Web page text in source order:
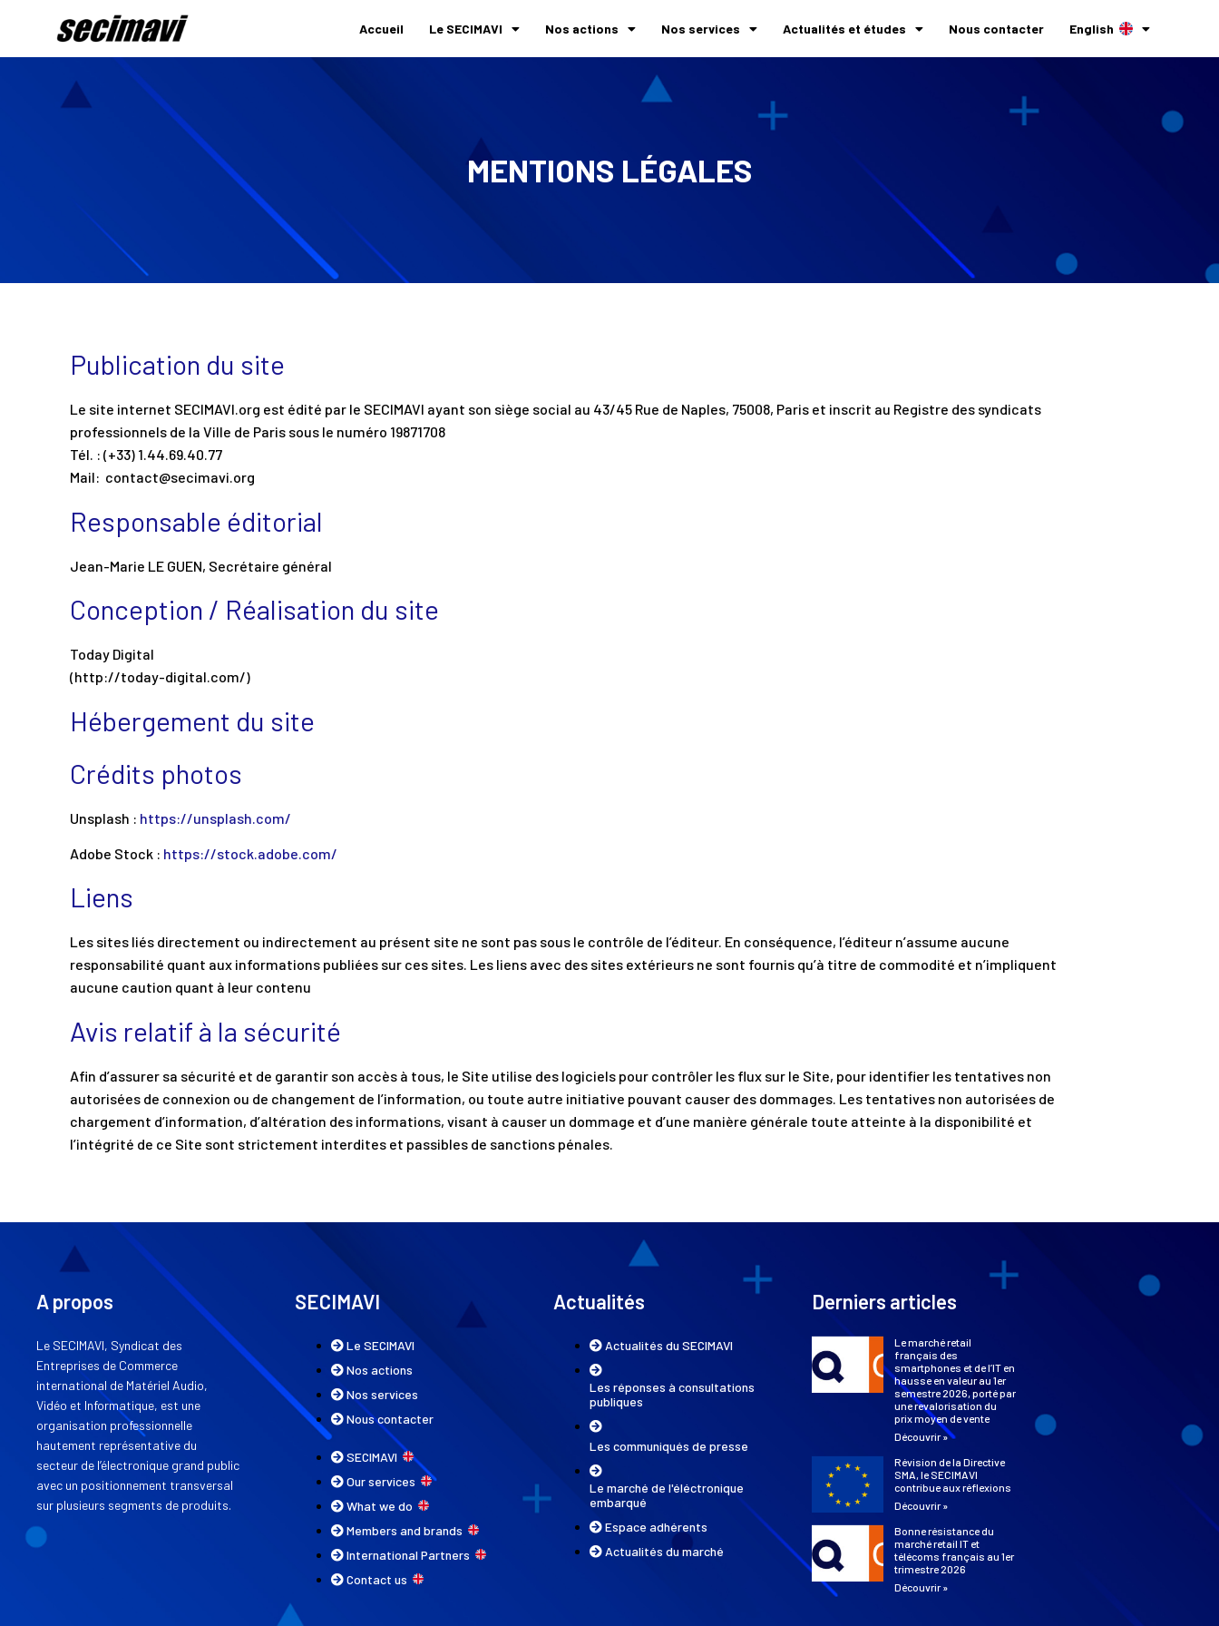
Accueil Le SECIMAVI Nos actions Nos services Actualités et études Nous contacter English
MENTIONS LÉGALES
Publication du site
Le site internet SECIMAVI.org est édité par le SECIMAVI ayant son siège social au 43/45 Rue de Naples, 75008, Paris et inscrit au Registre des syndicats
professionnels de la Ville de Paris sous le numéro 19871708
Tél. : (+33) 1.44.69.40.77
Mail: contact@secimavi.org
Responsable éditorial
Jean-Marie LE GUEN, Secrétaire général
Conception / Réalisation du site
Today Digital
(http://today-digital.com/)
Hébergement du site
Crédits photos
Unsplash : https://unsplash.com/
Adobe Stock : https://stock.adobe.com/
Liens
Les sites liés directement ou indirectement au présent site ne sont pas sous le contrôle de l’éditeur. En conséquence, l’éditeur n’assume aucune
responsabilité quant aux informations publiées sur ces sites. Les liens avec des sites extérieurs ne sont fournis qu’à titre de commodité et n’impliquent
aucune caution quant à leur contenu
Avis relatif à la sécurité
Afin d’assurer sa sécurité et de garantir son accès à tous, le Site utilise des logiciels pour contrôler les flux sur le Site, pour identifier les tentatives non
autorisées de connexion ou de changement de l’information, ou toute autre initiative pouvant causer des dommages. Les tentatives non autorisées de
chargement d’information, d’altération des informations, visant à causer un dommage et d’une manière générale toute atteinte à la disponibilité et
l’intégrité de ce Site sont strictement interdites et passibles de sanctions pénales.
A propos
Le SECIMAVI, Syndicat des
Entreprises de Commerce
international de Matériel Audio,
Vidéo et Informatique, est une
organisation professionnelle
hautement représentative du
secteur de l’électronique grand public
avec un positionnement transversal
sur plusieurs segments de produits.
SECIMAVI
Le SECIMAVI
Nos actions
Nos services
Nous contacter
SECIMAVI
Our services
What we do
Members and brands
International Partners
Contact us
Actualités
Actualités du SECIMAVI
Les réponses à consultations
publiques
Les communiqués de presse
Le marché de l'éléctronique
embarqué
Espace adhérents
Actualités du marché
Derniers articles
Le marché retail
français des
smartphones et de l’IT en
hausse en valeur au 1er
semestre 2026, porté par
une revalorisation du
prix moyen de vente
Découvrir »
Révision de la Directive
SMA, le SECIMAVI
contribue aux réflexions
Découvrir »
Bonne résistance du
marché retail IT et
télécoms français au 1er
trimestre 2026
Découvrir »